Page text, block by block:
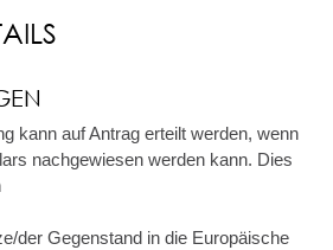
kann auf Antrag erteilt werden, wenn
nachgewiesen werden kann. Dies
der Gegenstand in die Europäische